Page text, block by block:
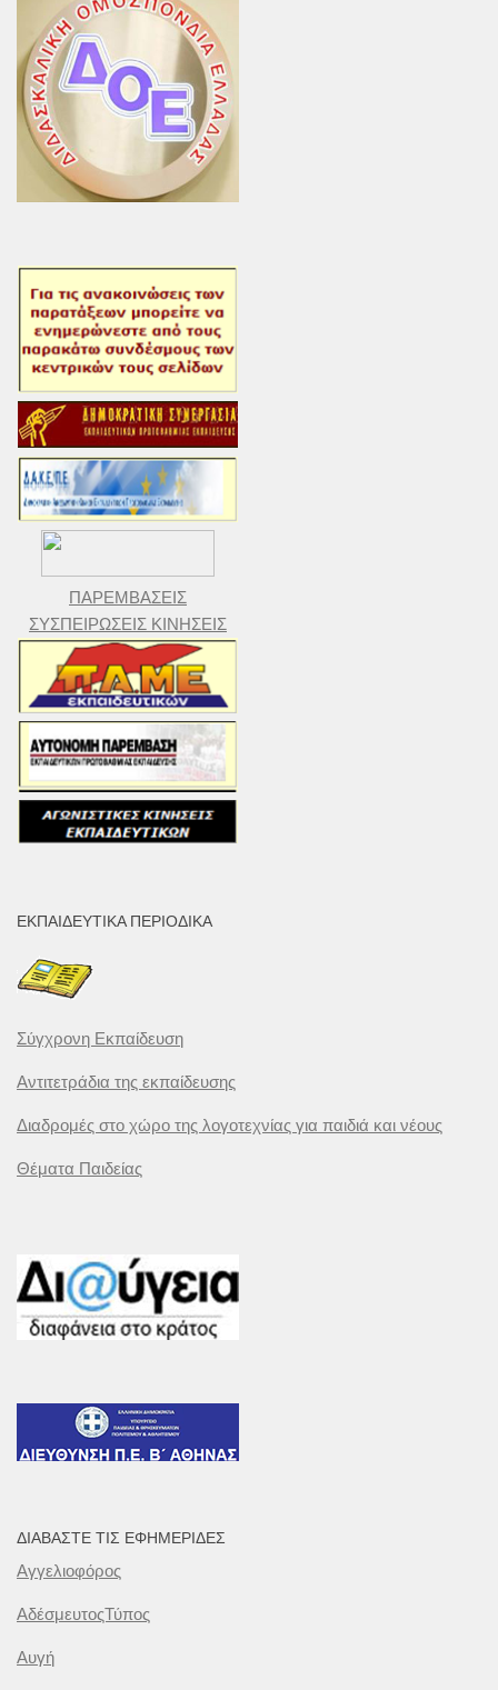
ΠΑΡΕΜΒΑΣΕΙΣ
ΣΥΣΠΕΙΡΩΣΕΙΣ ΚΙΝΗΣΕΙΣ
ΕΚΠΑΙΔΕΥΤΙΚΆ ΠΕΡΙΟΔΙΚΆ
Σύγχρονη Εκπαίδευση
Αντιτετράδια της εκπαίδευσης
Διαδρομές στο χώρο της λογοτεχνίας για παιδιά και νέους
Θέματα Παιδείας
ΔΙΑΒΆΣΤΕ ΤΙΣ ΕΦΗΜΕΡΊΔΕΣ
Αγγελιοφόρος
ΑδέσμευτοςΤύπος
Αυγή